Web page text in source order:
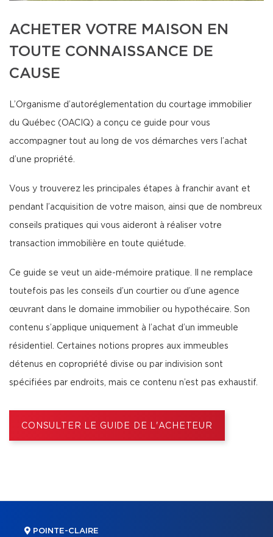
ACHETER VOTRE MAISON EN
TOUTE CONNAISSANCE DE
CAUSE
L’Organisme d’autoréglementation du courtage immobilier
du Québec (OACIQ) a conçu ce guide pour vous
accompagner tout au long de vos démarches vers l’achat
d’une propriété.
Vous y trouverez les principales étapes à franchir avant et
pendant l’acquisition de votre maison, ainsi que de nombreux
conseils pratiques qui vous aideront à réaliser votre
transaction immobilière en toute quiétude.
Ce guide se veut un aide-mémoire pratique. Il ne remplace
toutefois pas les conseils d’un courtier ou d’une agence
œuvrant dans le domaine immobilier ou hypothécaire. Son
contenu s’applique uniquement à l’achat d’un immeuble
résidentiel. Certaines notions propres aux immeubles
détenus en copropriété divise ou par indivision sont
spécifiées par endroits, mais ce contenu n’est pas exhaustif.
CONSULTER LE GUIDE DE L'ACHETEUR
POINTE-CLAIRE